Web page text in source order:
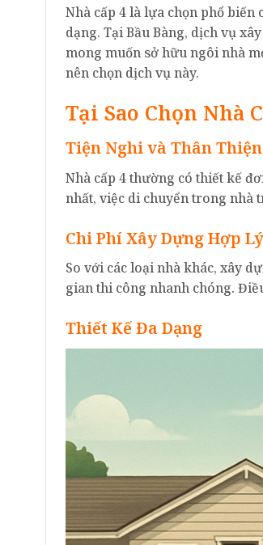
Nhà cấp 4 là lựa chọn phổ
dạng. Tại Bầu Bàng, dịch vụ
mong muốn sở hữu ngôi nhà
nên chọn dịch vụ này.
Tại Sao Chọn Nhà
Tiện Nghi và Thân Thiện
Nhà cấp 4 thường có thiết kế
nhất, việc di chuyển trong nhà
Chi Phí Xây Dựng Hợp Lý
So với các loại nhà khác, xây
gian thi công nhanh chóng.
Thiết Kế Đa Dạng